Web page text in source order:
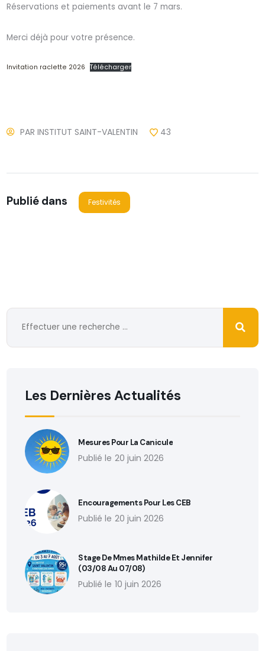
Réservations et paiements avant le 7 mars.
Merci déjà pour votre présence.
Invitation raclette 2026 Télécharger
PARINSTITUT SAINT-VALENTIN 43
Publié dans Festivités
Les Dernières Actualités
Mesures Pour La Canicule
20 juin 2026
Encouragements Pour Les CEB
20 juin 2026
Stage De Mmes Mathilde Et Jennifer
(03/08 Au 07/08)
10 juin 2026